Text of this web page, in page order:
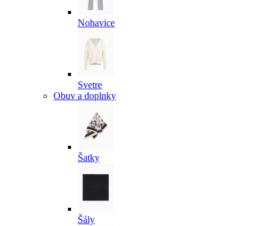
Nohavice
Svetre
Obuv a doplnky
Šatky
Šály